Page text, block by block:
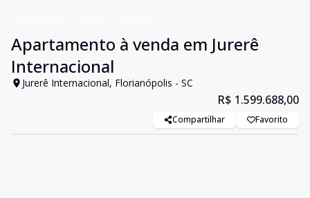
Apartamento à venda em Jurerê
Internacional
Jurerê Internacional, Florianópolis - SC
R$ 1.599.688,00
Compartilhar Favorito